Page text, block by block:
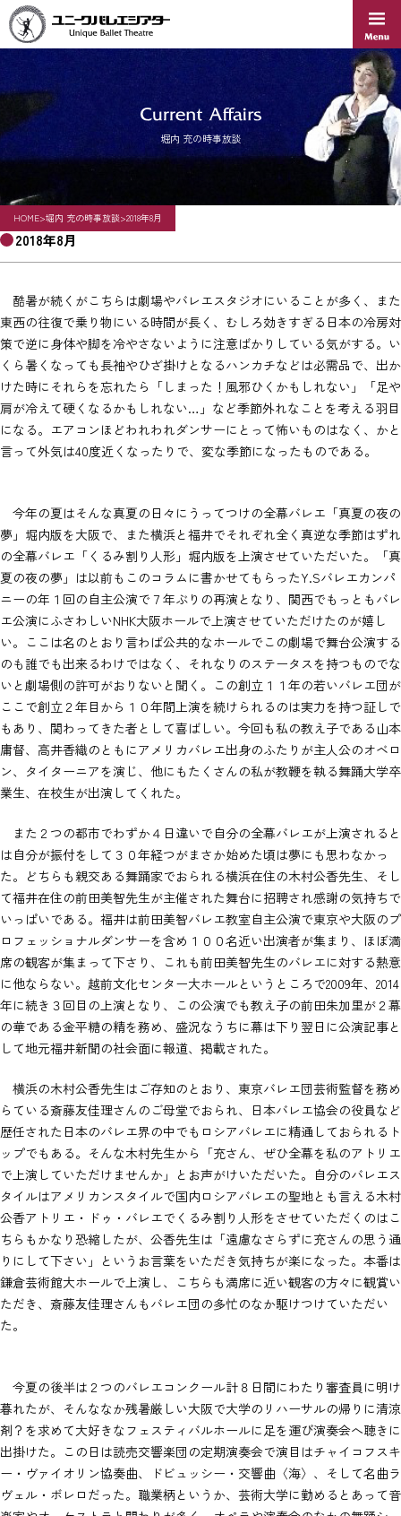
content
堀内 充の時事放談
HOME>堀内 充の時事放談>2018年8月
2018年8月
酷暑が続くがこちらは劇場やバレエスタジオにいることが多く、また
東西の往復で乗り物にいる時間が長く、むしろ効きすぎる日本の冷房対
策で逆に身体や脚を冷やさないように注意ばかりしている気がする。い
くら暑くなっても長袖やひざ掛けとなるハンカチなどは必需品で、出か
けた時にそれらを忘れたら「しまった！風邪ひくかもしれない」「足や
肩が冷えて硬くなるかもしれない…」など季節外れなことを考える羽目
になる。エアコンほどわれわれダンサーにとって怖いものはなく、かと
言って外気は40度近くなったりで、変な季節になったものである。
今年の夏はそんな真夏の日々にうってつけの全幕バレエ「真夏の夜の
夢」堀内版を大阪で、また横浜と福井でそれぞれ全く真逆な季節はずれ
の全幕バレエ「くるみ割り人形」堀内版を上演させていただいた。「真
夏の夜の夢」は以前もこのコラムに書かせてもらったY.Sバレエカンパ
ニーの年１回の自主公演で７年ぶりの再演となり、関西でもっともバレ
エ公演にふさわしいNHK大阪ホールで上演させていただけたのが嬉し
い。ここは名のとおり言わば公共的なホールでこの劇場で舞台公演する
のも誰でも出来るわけではなく、それなりのステータスを持つものでな
いと劇場側の許可がおりないと聞く。この創立１１年の若いバレエ団が
ここで創立２年目から１０年間上演を続けられるのは実力を持つ証しで
もあり、関わってきた者として喜ばしい。今回も私の教え子である山本
庸督、高井香織のともにアメリカバレエ出身のふたりが主人公のオベロ
ン、タイターニアを演じ、他にもたくさんの私が教鞭を執る舞踊大学卒
業生、在校生が出演してくれた。
また２つの都市でわずか４日違いで自分の全幕バレエが上演されると
は自分が振付をして３０年経つがまさか始めた頃は夢にも思わなかっ
た。どちらも親交ある舞踊家でおられる横浜在住の木村公香先生、そし
て福井在住の前田美智先生が主催された舞台に招聘され感謝の気持ちで
いっぱいである。福井は前田美智バレエ教室自主公演で東京や大阪のプ
ロフェッショナルダンサーを含め１００名近い出演者が集まり、ほぼ満
席の観客が集まって下さり、これも前田美智先生のバレエに対する熱意
に他ならない。越前文化センター大ホールというところで2009年、2014
年に続き３回目の上演となり、この公演でも教え子の前田朱加里が２幕
の華である金平糖の精を務め、盛況なうちに幕は下り翌日に公演記事と
して地元福井新聞の社会面に報道、掲載された。
横浜の木村公香先生はご存知のとおり、東京バレエ団芸術監督を務め
らている斎藤友佳理さんのご母堂でおられ、日本バレエ協会の役員など
歴任された日本のバレエ界の中でもロシアバレエに精通しておられるト
ップでもある。そんな木村先生から「充さん、ぜひ全幕を私のアトリエ
で上演していただけませんか」とお声がけいただいた。自分のバレエス
タイルはアメリカンスタイルで国内ロシアバレエの聖地とも言える木村
公香アトリエ・ドゥ・バレエでくるみ割り人形をさせていただくのはこ
ちらもかなり恐縮したが、公香先生は「遠慮なさらずに充さんの思う通
りにして下さい」というお言葉をいただき気持ちが楽になった。本番は
鎌倉芸術館大ホールで上演し、こちらも満席に近い観客の方々に観賞い
ただき、斎藤友佳理さんもバレエ団の多忙のなか駆けつけていただい
た。
今夏の後半は２つのバレエコンクール計８日間にわたり審査員に明け
暮れたが、そんななか残暑厳しい大阪で大学のリハーサルの帰りに清涼
剤？を求めて大好きなフェスティバルホールに足を運び演奏会へ聴きに
出掛けた。この日は読売交響楽団の定期演奏会で演目はチャイコフスキ
ー・ヴァイオリン協奏曲、ドビュッシー・交響曲〈海〉、そして名曲ラ
ヴェル・ボレロだった。職業柄というか、芸術大学に勤めるとあって音